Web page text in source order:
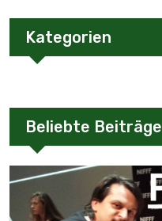
Kategorien
Beliebte Beiträge